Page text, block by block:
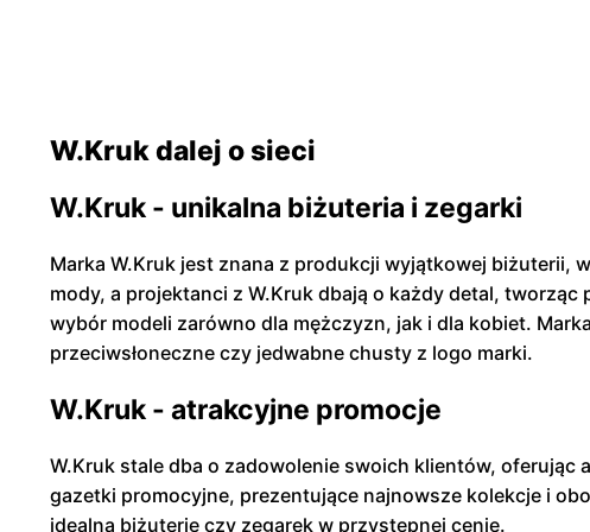
W.Kruk dalej o sieci
W.Kruk - unikalna biżuteria i zegarki
Marka W.Kruk jest znana z produkcji wyjątkowej biżuterii,
mody, a projektanci z W.Kruk dbają o każdy detal,
wybór modeli zarówno dla mężczyzn, jak i dla kobiet.
przeciwsłoneczne czy jedwabne chusty z logo marki.
W.Kruk - atrakcyjne promocje
W.Kruk stale dba o zadowolenie swoich klientów,
gazetki promocyjne, prezentujące najnowsze kolekcje i
idealną biżuterię czy zegarek w przystępnej cenie.